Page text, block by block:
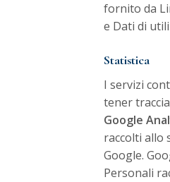
fornito da
e Dati di
Statistica
I servizi
tener
Google
raccolti allo
Google.
Personali